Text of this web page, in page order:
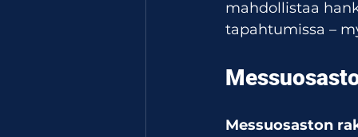
mahdollistaa
tapahtumissa –
Messuosaston